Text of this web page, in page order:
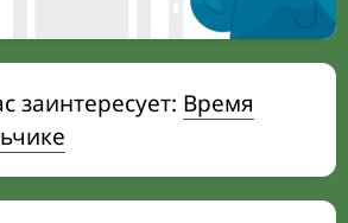
заинтересует: Время